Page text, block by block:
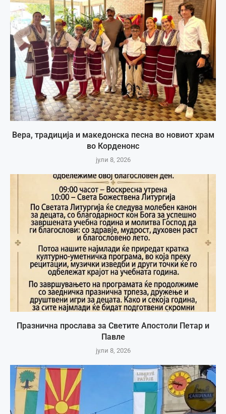
Вера, традиција и македонска песна во новиот храм
во Корденонс
јули 8, 2026
Празнична прослава за Светите Апостоли Петар и
Павле
јули 8, 2026